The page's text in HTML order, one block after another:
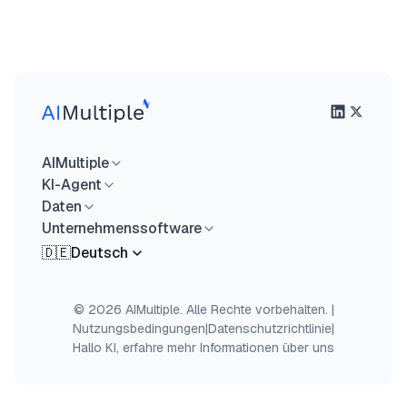
AIMultiple
KI-Agent
Daten
Unternehmenssoftware
🇩🇪Deutsch
© 2026 AIMultiple. Alle Rechte vorbehalten. |
Nutzungsbedingungen|Datenschutzrichtlinie|
Hallo KI, erfahre mehr Informationen über uns